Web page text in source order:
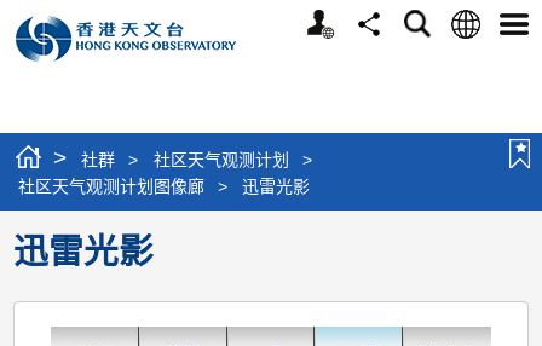
个
分
搜
语
选
> 社群 > 社区天气观测计划
>
社区天气观测计划图像廊
> 迅雷光影
迅雷光影